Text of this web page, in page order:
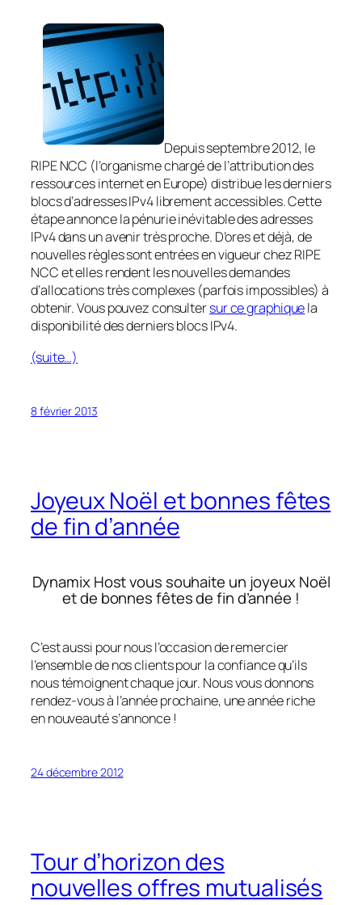
Depuis septembre 2012, le
RIPE NCC (l’organisme chargé de l’attribution des
ressources internet en Europe) distribue les derniers
blocs d’adresses IPv4 librement accessibles. Cette
étape annonce la pénurie inévitable des adresses
IPv4 dans un avenir très proche. D’ores et déjà, de
nouvelles règles sont entrées en vigueur chez RIPE
NCC et elles rendent les nouvelles demandes
d’allocations très complexes (parfois impossibles) à
obtenir. Vous pouvez consultersur ce graphiquela
disponibilité des derniers blocs IPv4.
(suite…)
8 février 2013
Joyeux Noël et bonnes fêtes
de fin d’année
Dynamix Host vous souhaite un joyeux Noël
et de bonnes fêtes de fin d’année !
C’est aussi pour nous l’occasion de remercier
l’ensemble de nos clients pour la confiance qu’ils
nous témoignent chaque jour. Nous vous donnons
rendez-vous à l’année prochaine, une année riche
en nouveauté s’annonce !
24 décembre 2012
Tour d’horizon des
nouvelles offres mutualisés